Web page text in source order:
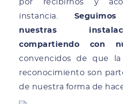
por recibirnos y
instancia.
nuestras
compartiendo con
convencidos de que la
reconocimiento son
de nuestra forma de